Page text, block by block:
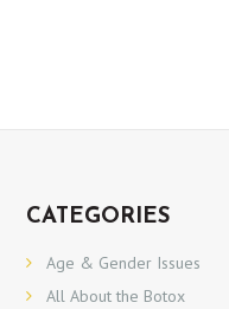
CATEGORIES
Age & Gender Issues
All About the Botox